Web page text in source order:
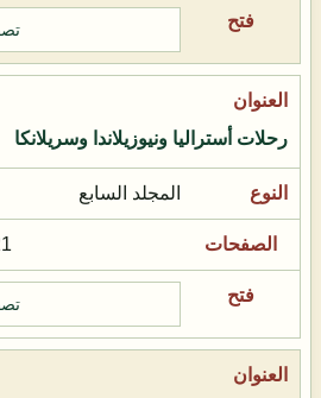
رحلات أستراليا ونيوزيلاندا وسريلانكا
المجلد السابع